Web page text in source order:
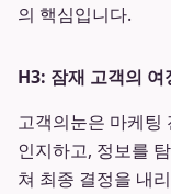
의 핵심입니다.
H3: 잠재 고객의
고객의눈은 마케팅
인지하고, 정보를
쳐 최종 결정을 내